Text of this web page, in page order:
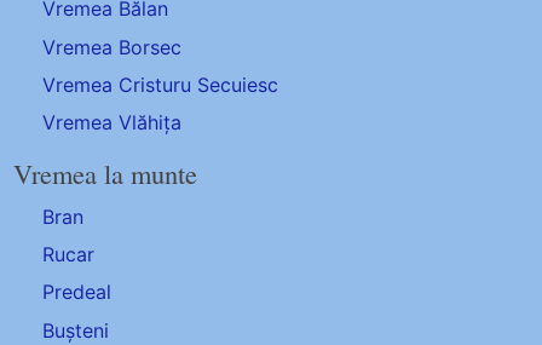
Vremea Bălan
Vremea Borsec
Vremea Cristuru Secuiesc
Vremea Vlăhița
Vremea la munte
Bran
Rucar
Predeal
Bușteni